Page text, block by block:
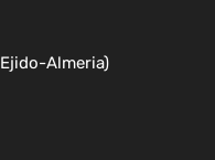
Almeria)